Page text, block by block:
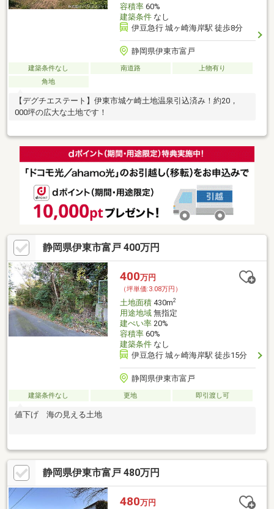
容積率60%
建築条件なし
伊豆急行 城ヶ崎海岸駅 徒歩8分
静岡県伊東市富戸
建築条件なし 南道路
上物有り
角地
【デグチエステート】伊東市城ケ崎土地温泉引込済み！約20，
000坪の広大な土地です！
静岡県伊東市富戸 400万円
400万円
（坪単価:3.08万円）
土地面積430m2
用途地域無指定
建ぺい率20%
容積率60%
建築条件なし
伊豆急行 城ヶ崎海岸駅 徒歩15分
静岡県伊東市富戸
建築条件なし 更地 即引渡し可
値下げ 海の見える土地
静岡県伊東市富戸 480万円
480万円